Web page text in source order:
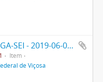
REUNIAO 011 - CGA-SEI - 2019-06-05- PPO
Item
de Viçosa